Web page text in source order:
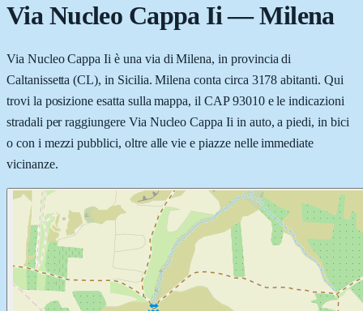
Via Nucleo Cappa Ii—Milena
Via Nucleo Cappa Ii è una via di Milena, in provincia di
Caltanissetta (CL), in Sicilia. Milena conta circa 3178 abitanti. Qui
trovi la posizione esatta sulla mappa, il CAP 93010 e le indicazioni
stradali per raggiungere Via Nucleo Cappa Ii in auto, a piedi, in bici
o con i mezzi pubblici, oltre alle vie e piazze nelle immediate
vicinanze.